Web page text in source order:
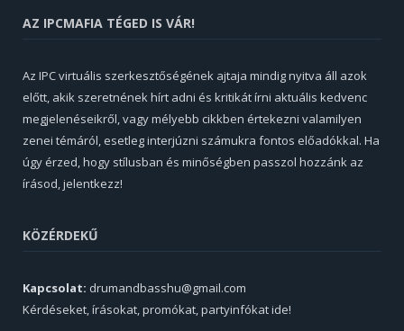
AZ IPCMAFIA TÉGED IS VÁR!
Az IPC virtuális szerkesztőségének ajtaja mindig nyitva áll azok
előtt, akik szeretnének hírt adni és kritikát írni aktuális kedvenc
megjelenéseikről, vagy mélyebb cikkben értekezni valamilyen
zenei témáról, esetleg interjúzni számukra fontos előadókkal. Ha
úgy érzed, hogy stílusban és minőségben passzol hozzánk az
írásod, jelentkezz!
KÖZÉRDEKŰ
Kapcsolat: drumandbasshu@gmail.com
Kérdéseket, írásokat, promókat, partyinfókat ide!